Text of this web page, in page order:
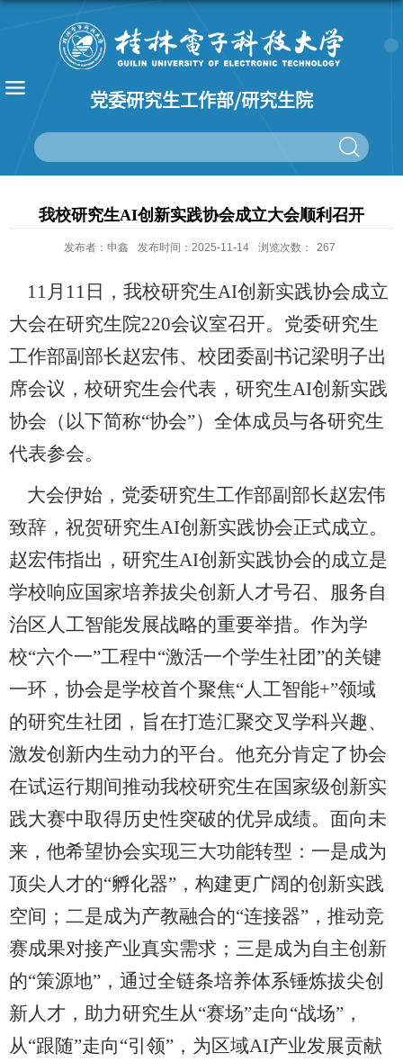
党委研究生工作部/研究生院
我校研究生AI创新实践协会成立大会顺利召开
发布者：申鑫 发布时间：2025-11-14 浏览次数： 267
11 月 11 日，我校研究生AI创新实践协会成立
大会在研究生院220会议室召开。党委研究生
工作部副部长赵宏伟、校团委副书记梁明子出
席会议 ， 校研究生会代表， 研究生AI创新实践
协会 （ 以下简称“协会”） 全体成员与各研究生
代表参会。
大会伊始，党委研究生工作部副部长赵宏伟
致辞，祝贺研究生AI创新实践协会正式成立。
赵宏伟指出，研究生AI创新实践协会的成立是
学校响应国家培养拔尖创新人才号召、服务自
治区人工智能发展战略的重要举措。作为学
校“六个一”工程中“激活一个学生社团”的关键
一环，协会是学校首个聚焦“人工智能+”领域
的研究生社团，旨在打造汇聚交叉学科兴趣、
激发创新内生动力的平台。他充分肯定了协会
在试运行期间推动我校研究生在国家级创新实
践大赛中取得历史性突破的优异成绩。面向未
来，他希望协会实现三大功能转型：一是成为
顶尖人才的“孵化器”，构建更广阔的创新实践
空间；二是成为产教融合的“连接器”，推动竞
赛成果对接产业真实需求；三是成为自主创新
的“策源地”，通过全链条培养体系锤炼拔尖创
新人才，助力研究生从“赛场”走向“战场”，
从“跟随”走向“引领”，为区域AI产业发展贡献